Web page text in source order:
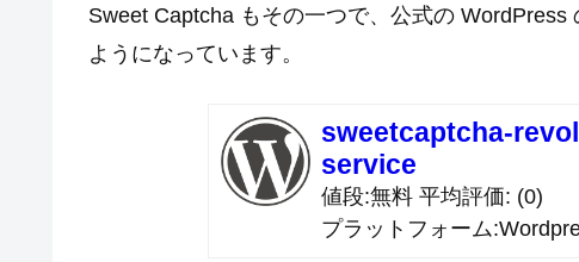
Sweet Captcha もその一つで、公式の
ようになっています。
sweetcaptcha-
service
値段 無料 平均評価 (0)
プラットフォーム